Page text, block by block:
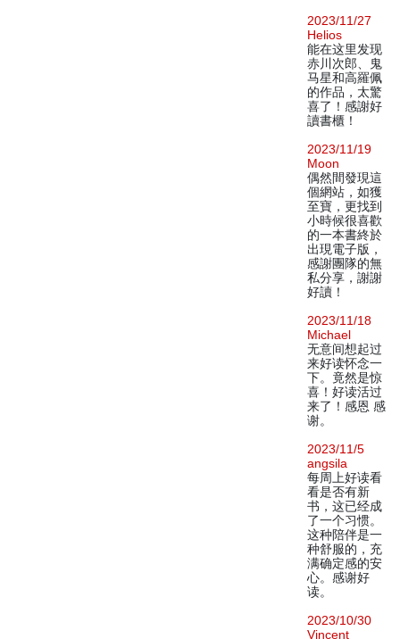
2023/11/27
Helios
能在这里发现
赤川次郎、鬼
马星和高羅佩
的作品，太驚
喜了！感謝好
讀書櫃！
2023/11/19
Moon
偶然間發現這
個網站，如獲
至寶，更找到
小時候很喜歡
的一本書終於
出現電子版，
感謝團隊的無
私分享，謝謝
好讀！
2023/11/18
Michael
无意间想起过
来好读怀念一
下。竟然是惊
喜！好读活过
来了！感恩 感
谢。
2023/11/5
angsila
每周上好读看
看是否有新
书，这已经成
了一个习惯。
这种陪伴是一
种舒服的，充
满确定感的安
心。感谢好
读。
2023/10/30
Vincent